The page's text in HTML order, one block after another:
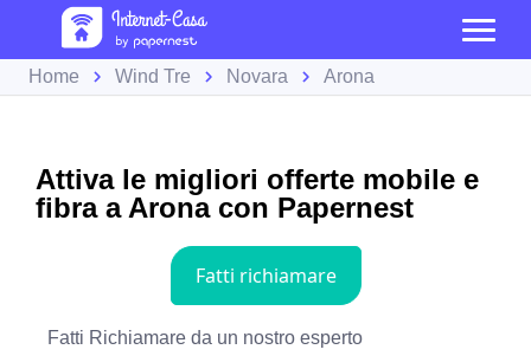
Home Wind Tre Novara Arona